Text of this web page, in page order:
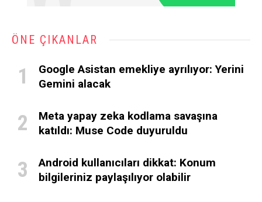
ÖNE ÇIKANLAR
Google Asistan emekliye ayrılıyor: Yerini
Gemini alacak
Meta yapay zeka kodlama savaşına
katıldı: Muse Code duyuruldu
Android kullanıcıları dikkat: Konum
bilgileriniz paylaşılıyor olabilir